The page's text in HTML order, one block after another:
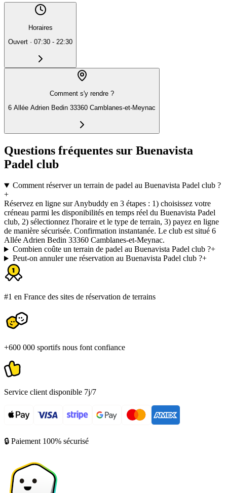
Horaires
Ouvert · 07:30 - 22:30
Comment s'y rendre ?
6 Allée Adrien Bedin 33360 Camblanes-et-Meynac
Questions fréquentes sur Buenavista
Padel club
Comment réserver un terrain de padel au Buenavista Padel club ?
+
Réservez en ligne sur Anybuddy en 3 étapes : 1) choisissez votre
créneau parmi les disponibilités en temps réel du Buenavista Padel
club, 2) sélectionnez l'horaire et le type de terrain, 3) payez en ligne
de manière sécurisée. Confirmation instantanée. Le club est situé 6
Allée Adrien Bedin 33360 Camblanes-et-Meynac.
Combien coûte un terrain de padel au Buenavista Padel club ?+
Peut-on annuler une réservation au Buenavista Padel club ?+
#1 en France des sites de réservation de terrains
+600 000 sportifs nous font confiance
Service client disponible 7j/7
🔒 Paiement 100% sécurisé